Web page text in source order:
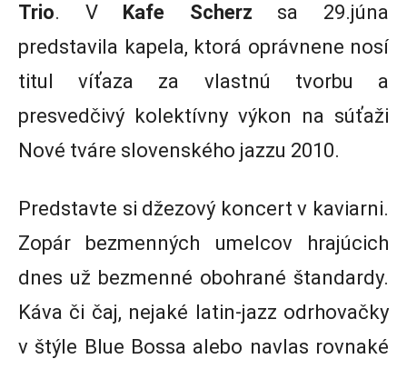
Trio. V Kafe Scherz sa 29.júna
predstavila kapela, ktorá oprávnene nosí
titul víťaza za vlastnú tvorbu a
presvedčivý kolektívny výkon na súťaži
Nové tváre slovenského jazzu 2010.
Predstavte si džezový koncert v kaviarni.
Zopár bezmenných umelcov hrajúcich
dnes už bezmenné obohrané štandardy.
Káva či čaj, nejaké latin-jazz odrhovačky
v štýle Blue Bossa alebo navlas rovnaké